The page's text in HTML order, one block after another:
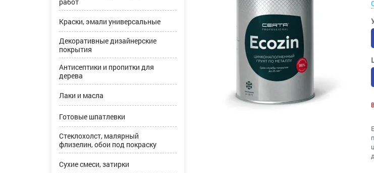
Краски, эмали универсальные
Декоративные дизайнерские
покрытия
Антисептики и пропитки для
дерева
Лаки и масла
Готовые шпатлевки
Стеклохолст, малярный
флизелин, обои под покраску
Сухие смеси, затирки